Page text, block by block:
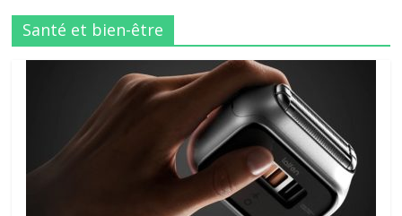
Santé et bien-être